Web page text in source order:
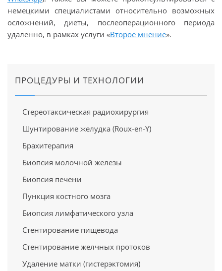
немецкими специалистами относительно возможных
осложнений, диеты, послеоперационного периода
удаленно, в рамках услуги «Второе мнение».
ПРОЦЕДУРЫ И ТЕХНОЛОГИИ
Стереотаксическая радиохирургия
Шунтирование желудка (Roux-en-Y)
Брахитерапия
Биопсия молочной железы
Биопсия печени
Пункция костного мозга
Биопсия лимфатического узла
Стентирование пищевода
Стентирование желчных протоков
Удаление матки (гистерэктомия)